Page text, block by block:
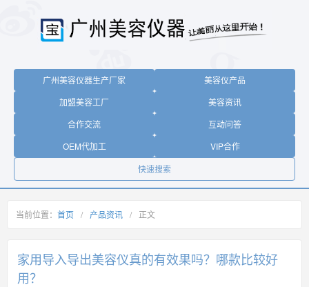
广州美容仪器生产厂家
美容仪产品
加盟美容工厂
美容资讯
合作交流
互动问答
OEM代加工
VIP合作
快速搜索
当前位置： 首页 / 产品资讯 / 正文
家用导入导出美容仪真的有效果吗？哪款比较好
用？